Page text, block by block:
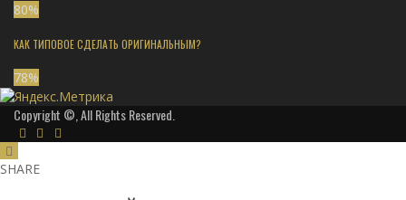
80%
КАК ТИПОВОЕ СДЕЛАТЬ ОРИГИНАЛЬНЫМ?
78%
Copyright ©, All Rights Reserved.
SHARE